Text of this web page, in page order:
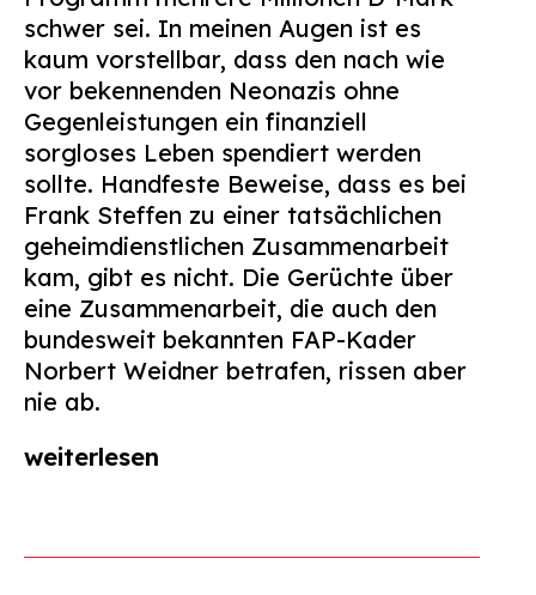
schwer sei. In meinen Augen ist es
kaum vorstellbar, dass den nach wie
vor bekennenden Neonazis ohne
Gegenleistungen ein finanziell
sorgloses Leben spendiert werden
sollte. Handfeste Beweise, dass es bei
Frank Steffen zu einer tatsächlichen
geheimdienstlichen Zusammenarbeit
kam, gibt es nicht. Die Gerüchte über
eine Zusammenarbeit, die auch den
bundesweit bekannten FAP-Kader
Norbert Weidner betrafen, rissen aber
nie ab.
weiterlesen